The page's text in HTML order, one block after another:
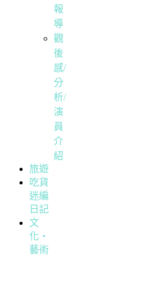
報
導
觀
後
感/
分
析/
演
員
介
紹
旅遊
吃貨
迷編
日記
文
化・
藝術